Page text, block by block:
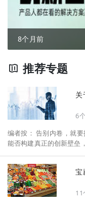
8个月前
推荐专题
关
6
编者按： 告别内卷，就要拥抱确定的历史性机遇：未来食品健康化。而
能否构建真正的创新壁垒，
将以“创新产品”透视“未
拆解年度标杆的增长逻辑
养”“清洁标签”等热门赛道
机会、企业战略布局以及
宝
11